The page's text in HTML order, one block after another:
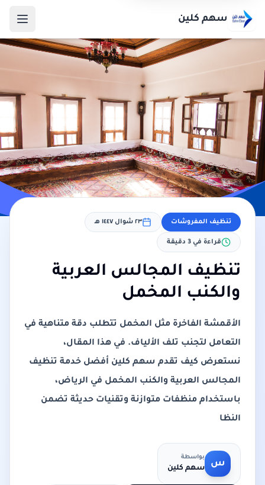
سهم كلين
تنظيف المفروشات ٢٣ شوال ١٤٤٧ هـ
قراءة في 3 دقيقة
تنظيف المجالس العربية
والكنب المخمل
الأقمشة الفاخرة مثل المخمل تتطلب دقة متناهية في
التعامل لتجنب تلف الألياف. في هذا المقال،
نستعرض كيف تقدم سهم كلين أفضل خدمة تنظيف
المجالس العربية والكنب المخمل في الرياض،
باستخدام منظفات متوازنة وتقنيات حديثة تضمن
النظا
س
بواسطة
سهم كلين